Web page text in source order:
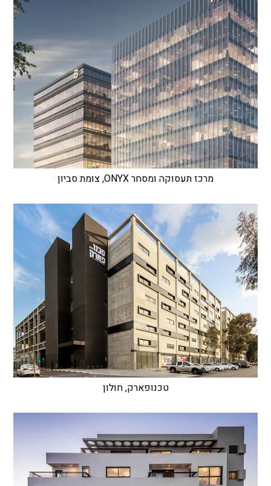
מרכז תעסוקה ומסחר ONYX, צומת סביון
טכנופארק, חולון